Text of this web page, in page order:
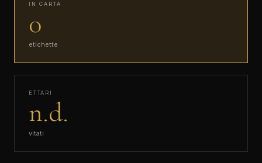
IN CARTA
0
etichette
ETTARI
n.d.
vitati